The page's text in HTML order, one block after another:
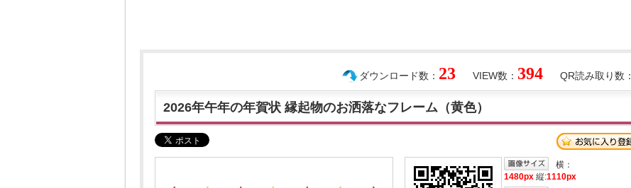
QR読み取り数：
VIEW数： 394
ダウンロード数： 23
2026年午年の年賀状 縁起物のお洒落なフレーム（黄色）
横：
1480px 縦:1110px